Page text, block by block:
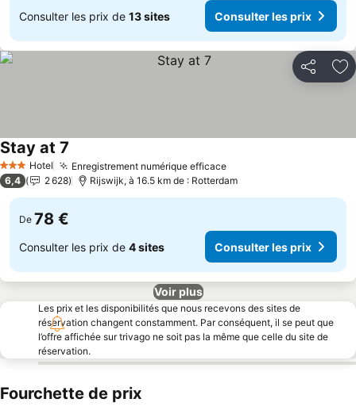
Consulter les prix de 13 sites Consulter les prix
Partager
3 ÉtoilesHotel Enregistrement numérique efficace
Stay at 7
6,4 2 628 Rijswijk, à 16.5 km de : Rotterdam
De 78 €
Consulter les prix de 4 sites Consulter les prix
Voir plus
Les prix et les disponibilités que nous recevons des sites de
réservation changent constamment. Par conséquent, il se peut que
l’offre affichée sur trivago ne soit pas la même que celle du site de
réservation.
Fourchette de prix